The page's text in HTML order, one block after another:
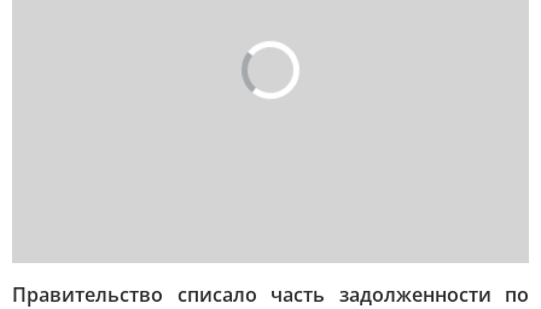
Правительство списало часть задолженности по